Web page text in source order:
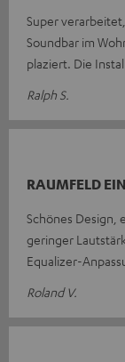
Super
Soundbar im
plaziert. Die
Ralph S.
RAUMFELD
Schönes Design,
geringer
Equalizer-
Roland V.